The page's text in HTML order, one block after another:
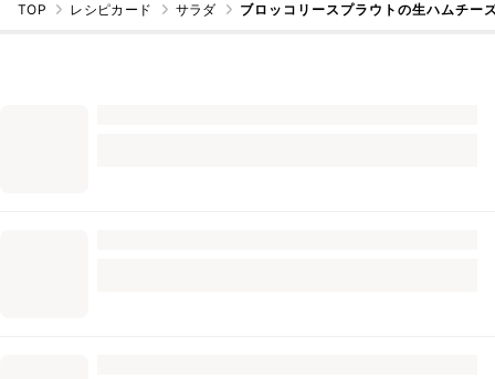
TOP レシピカード サラダ ブロッコリースプラウトの生ハムチー